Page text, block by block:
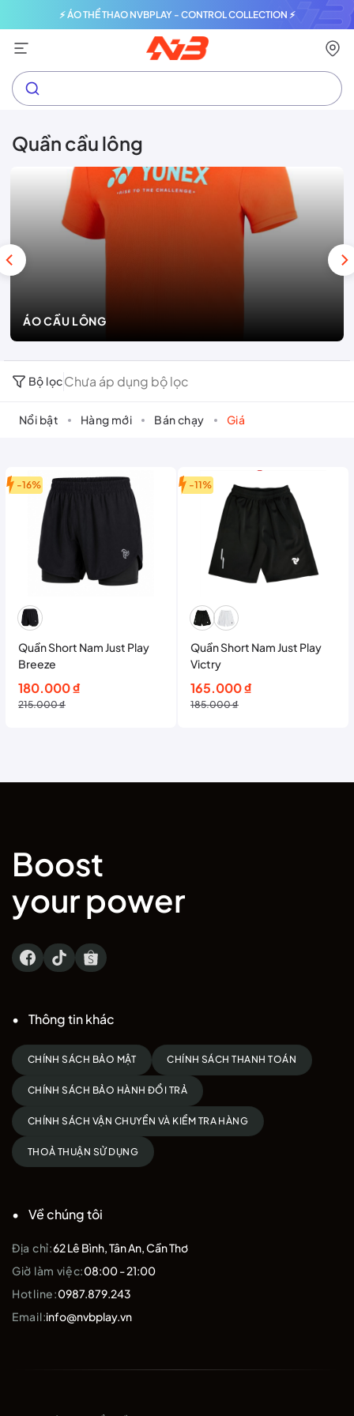
⚡ ÁO THỂ THAO NVBPLAY - CONTROL COLLECTION ⚡
Quần cầu lông
ÁO CẦU LÔNG
Bộ lọcChưa áp dụng bộ lọc
Nổi bật Hàng mới Bán chạy Giá
-16%
Quần Short Nam Just Play
Breeze
215.000₫
Giá
gốc
180.000₫
Giá
hiện
-11%
Quần Short Nam Just Play
Victry
185.000₫
Giá
gốc
165.000₫
Giá
hiện
Boost
your power
Thông tin khác
CHÍNH SÁCH BẢO MẬT CHÍNH SÁCH THANH TOÁN
CHÍNH SÁCH BẢO HÀNH ĐỔI TRẢ
CHÍNH SÁCH VẬN CHUYỂN VÀ KIỂM TRA HÀNG
THOẢ THUẬN SỬ DỤNG
Về chúng tôi
Địa chỉ:62 Lê Bình, Tân An, Cần Thơ
Giờ làm việc:08:00 - 21:00
Hotline:0987.879.243
Email:info@nvbplay.vn